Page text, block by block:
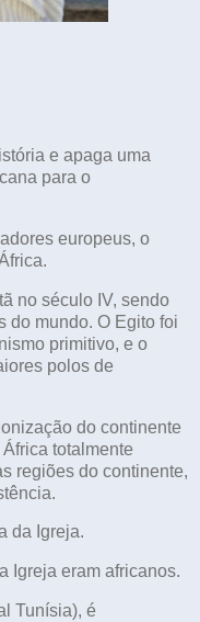
e apaga uma
para o
europeus, o
no século IV, sendo
do mundo. O Egito foi
primitivo, e o
polos de
do continente
totalmente
regiões do continente,
da Igreja.
Igreja eram africanos.
Tunísia), é